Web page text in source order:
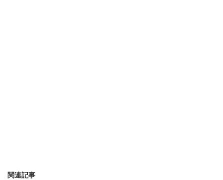
関連記事